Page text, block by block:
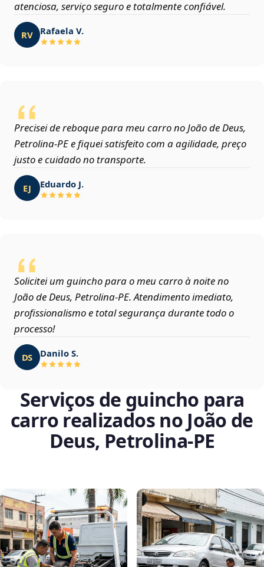
atenciosa, serviço seguro e totalmente confiável.
RV Rafaela V.
Precisei de reboque para meu carro no João de Deus,
Petrolina‑PE e fiquei satisfeito com a agilidade, preço
justo e cuidado no transporte.
EJ Eduardo J.
Solicitei um guincho para o meu carro à noite no
João de Deus, Petrolina‑PE. Atendimento imediato,
profissionalismo e total segurança durante todo o
processo!
DS Danilo S.
Serviços de guincho para
carro realizados no João de
Deus, Petrolina‑PE